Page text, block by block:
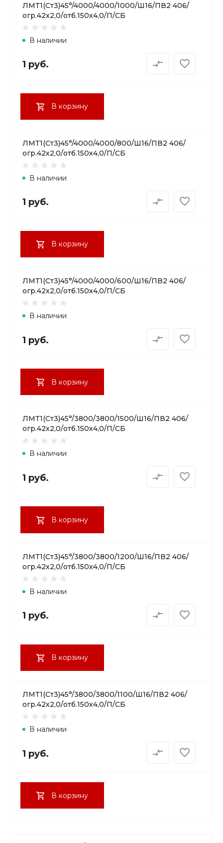
ЛМТ1(Ст3)45°/4000/4000/1000/Ш16/ПВ2 406/
огр.42х2,0/отб.150х4,0/П/СБ
В наличии
1 руб.
В корзину
ЛМТ1(Ст3)45°/4000/4000/800/Ш16/ПВ2 406/
огр.42х2,0/отб.150х4,0/П/СБ
В наличии
1 руб.
В корзину
ЛМТ1(Ст3)45°/4000/4000/600/Ш16/ПВ2 406/
огр.42х2,0/отб.150х4,0/П/СБ
В наличии
1 руб.
В корзину
ЛМТ1(Ст3)45°/3800/3800/1500/Ш16/ПВ2 406/
огр.42х2,0/отб.150х4,0/П/СБ
В наличии
1 руб.
В корзину
ЛМТ1(Ст3)45°/3800/3800/1200/Ш16/ПВ2 406/
огр.42х2,0/отб.150х4,0/П/СБ
В наличии
1 руб.
В корзину
ЛМТ1(Ст3)45°/3800/3800/1100/Ш16/ПВ2 406/
огр.42х2,0/отб.150х4,0/П/СБ
В наличии
1 руб.
В корзину